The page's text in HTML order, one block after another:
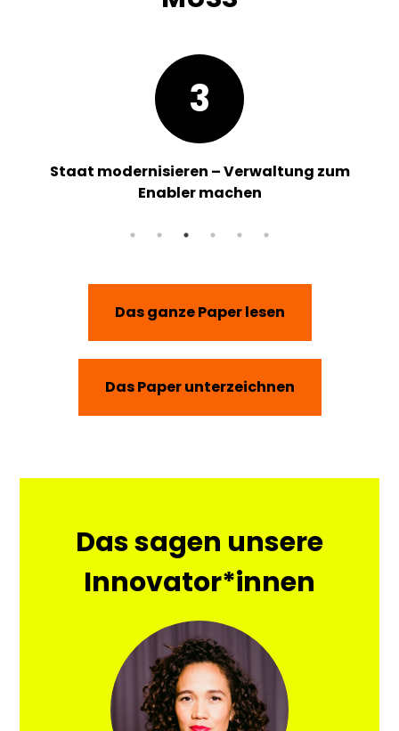
3
Staat modernisieren – Verwaltung zum
Enabler machen
Das ganze Paper lesen
Das Paper unterzeichnen
Das sagen unsere
Innovator*innen